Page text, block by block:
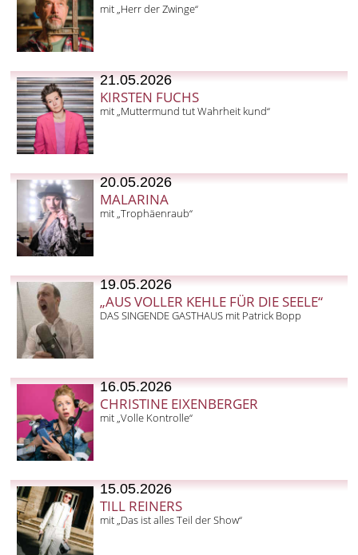
mit „Herr der Zwinge“
21.05.2026
KIRSTEN FUCHS
mit „Muttermund tut Wahrheit kund“
20.05.2026
MALARINA
mit „Trophäenraub“
19.05.2026
„AUS VOLLER KEHLE FÜR DIE SEELE“
DAS SINGENDE GASTHAUS mit Patrick Bopp
16.05.2026
CHRISTINE EIXENBERGER
mit „Volle Kontrolle“
15.05.2026
TILL REINERS
mit „Das ist alles Teil der Show“